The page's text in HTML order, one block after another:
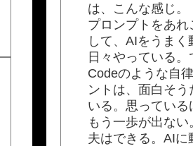
は、こんな感じ。
プロンプトをあれ
して、AIをうまく
日々やっている
Codeのような自
ントは、面白そう
いる。思ってい
もう一歩が出ない
夫はできる。AIに